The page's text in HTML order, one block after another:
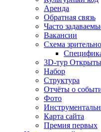
Аренда
Обратная связь
Часто
Вакансии
Схема
3D-тур
Набор
Структура
Отчёты о
Фото
Карта сайта
Премия первых